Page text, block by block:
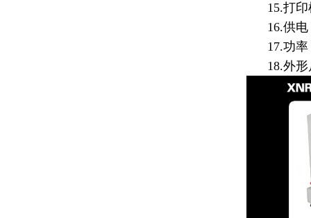
15.打印
16.供电
17.功率
18.外形